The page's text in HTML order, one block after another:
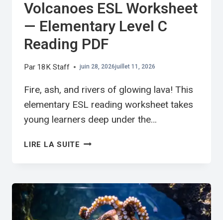
Volcanoes ESL Worksheet
— Elementary Level C
Reading PDF
Par 18K Staff juin 28, 2026juillet 11, 2026
Fire, ash, and rivers of glowing lava! This
elementary ESL reading worksheet takes
young learners deep under the…
LIRE LA SUITE VOLCANOES
ELEMENTARY
LEVEL
C